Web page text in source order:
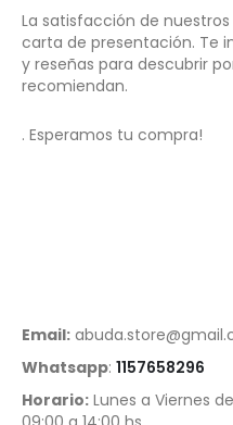
La satisfacción de
carta de presentación. Te
y reseñas para descubrir
recomiendan.
. Esperamos tu compra!
Email:
Whatsapp: 1157658296
Horario: Lunes a Viernes